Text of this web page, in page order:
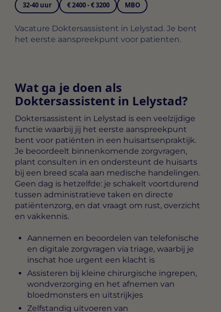
32-40 uur € 2400 - € 3200 MBO
Vacature Doktersassistent in Lelystad. Je bent
het eerste aanspreekpunt voor patienten.
Wat ga je doen als
Doktersassistent in Lelystad?
Doktersassistent in Lelystad is een veelzijdige
functie waarbij jij het eerste aanspreekpunt
bent voor patiënten in een huisartsenpraktijk.
Je beoordeelt binnenkomende zorgvragen,
plant consulten in en ondersteunt de huisarts
bij een breed scala aan medische handelingen.
Geen dag is hetzelfde: je schakelt voortdurend
tussen administratieve taken en directe
patiëntenzorg, en dat vraagt om rust, overzicht
en vakkennis.
Aannemen en beoordelen van telefonische
en digitale zorgvragen via triage, waarbij je
inschat hoe urgent een klacht is
Assisteren bij kleine chirurgische ingrepen,
wondverzorging en het afnemen van
bloedmonsters en uitstrijkjes
Zelfstandig uitvoeren van